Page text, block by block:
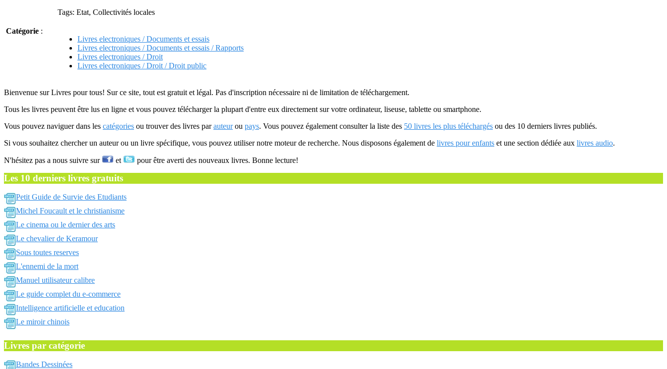
Tags: Etat, Collectivités locales
Catégorie :
Livres electroniques / Documents et essais
Livres electroniques / Documents et essais / Rapports
Livres electroniques / Droit
Livres electroniques / Droit / Droit public
Bienvenue sur Livres pour tous! Sur ce site, tout est gratuit et légal. Pas d'inscription nécessaire ni de limitation de téléchargement.
Tous les livres peuvent être lus en ligne et vous pouvez télécharger la plupart d'entre eux directement sur votre ordinateur, liseuse, tablette ou smartphone.
Vous pouvez naviguer dans les catégories ou trouver des livres parauteurou pays. Vous pouvez également consulter la liste des 50 livres les plus téléchargés ou des 10 derniers livres publiés.
Si vous souhaitez chercher un auteur ou un livre spécifique, vous pouvez utiliser notre moteur de recherche. Nous disposons également de livres pour enfants et une section dédiée aux livres audio.
N'hésitez pas a nous suivre sur et pour être averti des nouveaux livres. Bonne lecture!
Les 10 derniers livres gratuits
Petit Guide de Survie des Etudiants
Michel Foucault et le christianisme
Le cinema ou le dernier des arts
Le chevalier de Keramour
Sous toutes reserves
L'ennemi de la mort
Manuel utilisateur calibre
Le guide complet du e-commerce
Intelligence artificielle et education
Le miroir chinois
Livres par catégorie
Bandes Dessinées